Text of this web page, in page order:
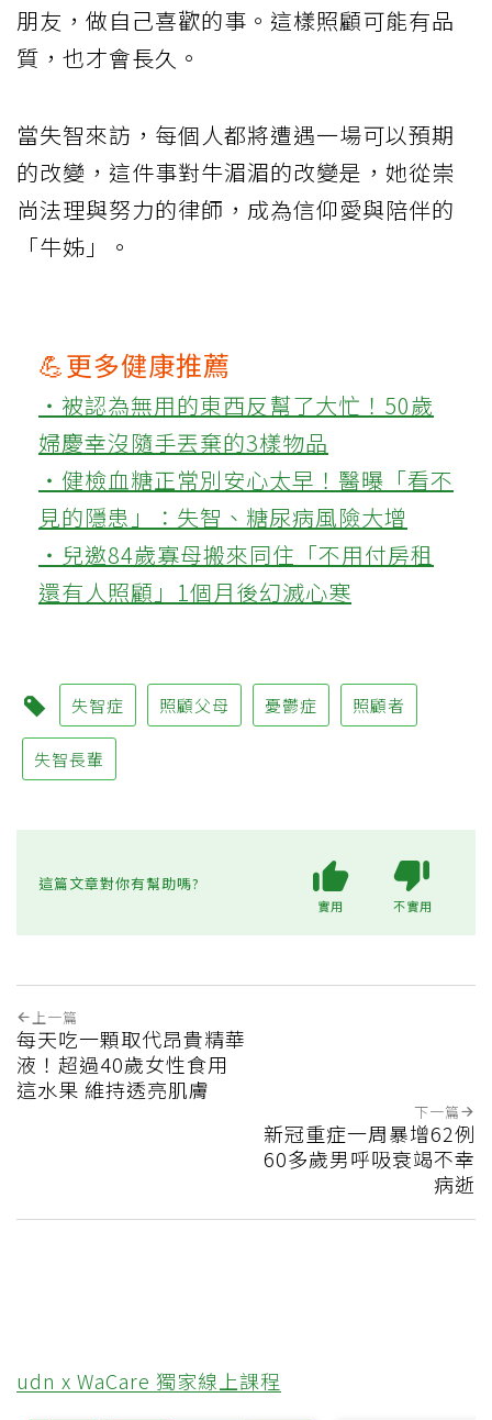
朋友，做自己喜歡的事。這樣照顧可能有品
質，也才會長久。
當失智來訪，每個人都將遭遇一場可以預期
的改變，這件事對牛湄湄的改變是，她從崇
尚法理與努力的律師，成為信仰愛與陪伴的
「牛姊」。
💪更多健康推薦
‧被認為無用的東西反幫了大忙！50歲
婦慶幸沒隨手丟棄的3樣物品
‧健檢血糖正常別安心太早！醫曝「看不
見的隱患」：失智、糖尿病風險大增
‧兒邀84歲寡母搬來同住「不用付房租
還有人照顧」1個月後幻滅心寒
失智症 照顧父母 憂鬱症 照顧者
失智長輩
這篇文章對你有幫助嗎?
實用 不實用
上一篇
每天吃一顆取代昂貴精華
液！超過40歲女性食用
這水果 維持透亮肌膚
下一篇
新冠重症一周暴增62例
60多歲男呼吸衰竭不幸
病逝
udn x WaCare 獨家線上課程